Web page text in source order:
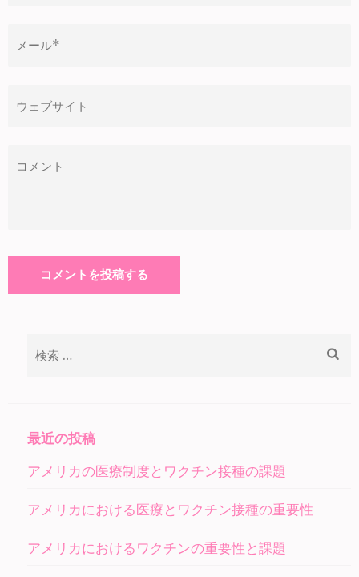
最近の投稿
アメリカの医療制度とワクチン接種の課題
アメリカにおける医療とワクチン接種の重要性
アメリカにおけるワクチンの重要性と課題